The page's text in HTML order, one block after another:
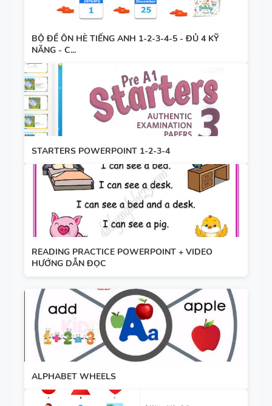
BỘ ĐỀ ÔN HÈ TIẾNG ANH 1-2-3-4-5 - ĐỦ 4 KỸ
NĂNG - C...
STARTERS POWERPOINT 1-2-3-4
READING PRACTICE POWERPOINT + VIDEO
HƯỚNG DẪN ĐỌC
ALPHABET WHEELS